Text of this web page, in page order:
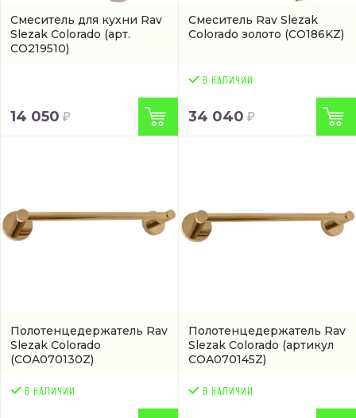
Смеситель для кухни Rav
Slezak Colorado (арт.
CO219510)
14 050
Смеситель Rav Slezak
Colorado золото (CO186KZ)
34 040
Полотенцедержатель Rav
Slezak Colorado
(COA070130Z)
Полотенцедержатель Rav
Slezak Colorado (артикул
COA070145Z)